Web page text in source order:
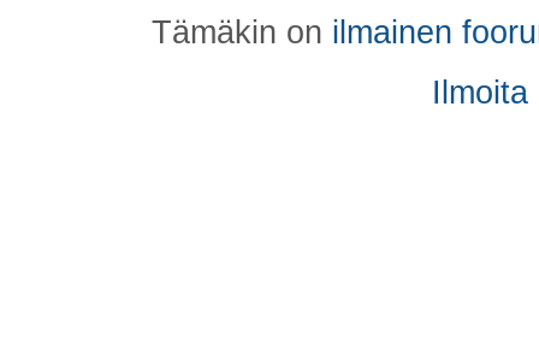
Tämäkin on ilmainen